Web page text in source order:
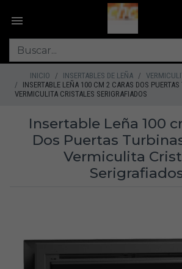
INICIO INSERTABLES DE LEÑA
INSERTABLE LEÑA 100 CM 2 CARAS DOS
VERMICULITA CRISTALES SERIGRAFIADOS
Insertable Leña 100
Dos Puertas
Vermiculita